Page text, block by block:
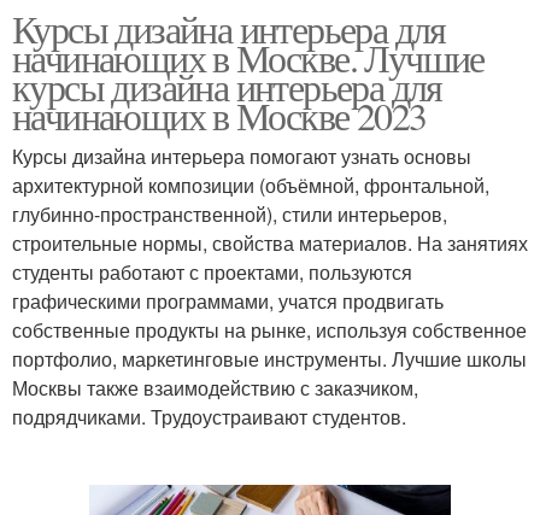
Курсы дизайна интерьера для
начинающих в Москве. Лучшие
курсы дизайна интерьера для
начинающих в Москве 2023
Курсы дизайна интерьера помогают узнать основы
архитектурной композиции (объёмной, фронтальной,
глубинно-пространственной), стили интерьеров,
строительные нормы, свойства материалов. На занятиях
студенты работают с проектами, пользуются
графическими программами, учатся продвигать
собственные продукты на рынке, используя собственное
портфолио, маркетинговые инструменты. Лучшие школы
Москвы также взаимодействию с заказчиком,
подрядчиками. Трудоустраивают студентов.